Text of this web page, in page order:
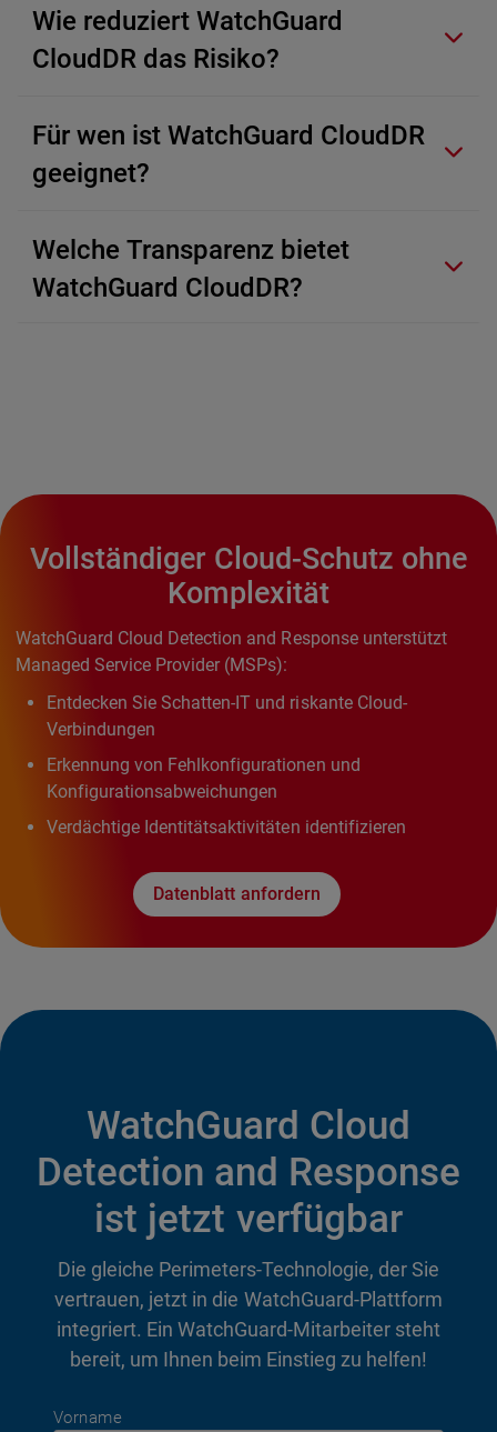
Wie reduziert WatchGuard
CloudDR das Risiko?
Für wen ist WatchGuard CloudDR
geeignet?
Welche Transparenz bietet
WatchGuard CloudDR?
Vollständiger Cloud-Schutz ohne
Komplexität
WatchGuard Cloud Detection and Response unterstützt
Managed Service Provider (MSPs):
Entdecken Sie Schatten-IT und riskante Cloud-
Verbindungen
Erkennung von Fehlkonfigurationen und
Konfigurationsabweichungen
Verdächtige Identitätsaktivitäten identifizieren
Datenblatt anfordern
Vorname
WatchGuard Cloud
Detection and Response
ist jetzt verfügbar
Die gleiche Perimeters-Technologie, der Sie
vertrauen, jetzt in die WatchGuard-Plattform
integriert. Ein WatchGuard-Mitarbeiter steht
bereit, um Ihnen beim Einstieg zu helfen!